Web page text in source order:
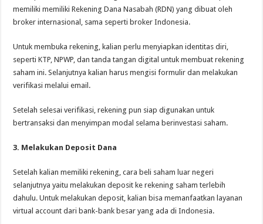
memiliki memiliki Rekening Dana Nasabah (RDN) yang dibuat oleh
broker internasional, sama seperti broker Indonesia.
Untuk membuka rekening, kalian perlu menyiapkan identitas diri,
seperti KTP, NPWP, dan tanda tangan digital untuk membuat rekening
saham ini. Selanjutnya kalian harus mengisi formulir dan melakukan
verifikasi melalui email.
Setelah selesai verifikasi, rekening pun siap digunakan untuk
bertransaksi dan menyimpan modal selama berinvestasi saham.
3. Melakukan Deposit Dana
Setelah kalian memiliki rekening, cara beli saham luar negeri
selanjutnya yaitu melakukan deposit ke rekening saham terlebih
dahulu. Untuk melakukan deposit, kalian bisa memanfaatkan layanan
virtual account dari bank-bank besar yang ada di Indonesia.